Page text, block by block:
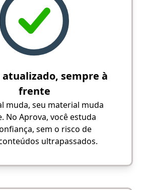
atualizado, sempre à
frente
muda, seu material muda
No Aprova, você estuda
sem o risco de
ultrapassados.